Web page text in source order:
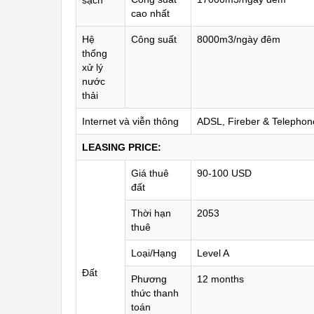
cao nhất
Hệ
thống
xử lý
nước
thải
Công suất 8000m3/ngày đêm
Internet và viễn thông ADSL, Fireber &
LEASING PRICE:
Đất
Giá thuê
đất
90-100 USD
Thời hạn
thuê
2053
Loại/Hạng Level A
Phương
thức thanh
toán
12 months